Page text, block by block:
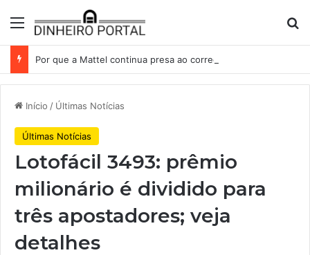
Menu
Início / Últimas Notícias
Últimas Notícias
Lotofácil 3493: prêmio
milionário é dividido para
três apostadores; veja
detalhes